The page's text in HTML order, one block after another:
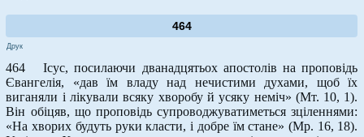
464
Друк
464 Ісус, посилаючи дванадцятьох апостолів на проповідь
Євангелія, «дав їм владу над нечистими духами, щоб їх
виганяли і лікували всяку хворобу й усяку неміч» (Mт. 10, 1).
Він обіцяв, що проповідь супроводжуватиметься зціленнями:
«На хворих будуть руки класти, і добре їм стане» (Мр. 16, 18).